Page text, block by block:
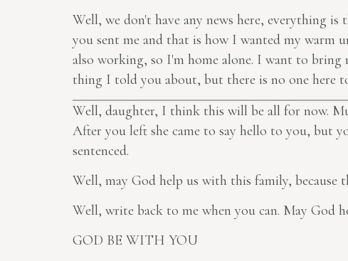
Well, we don't have any news here, everything
you sent me and that is how I wanted my warm
also working, so I'm home alone. I want to bring
thing I told you about, but there is no one here
Well, daughter, I think this will be all for now.
After you left she came to say hello to you, but
sentenced.
Well, may God help us with this family, because
Well, write back to me when you can. May God
GOD BE WITH YOU